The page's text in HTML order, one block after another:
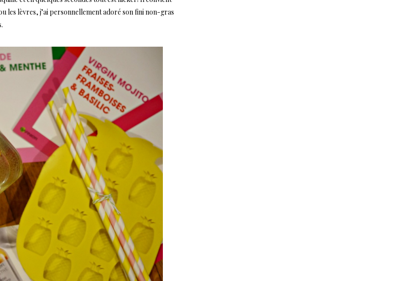
les lèvres, j’ai personnellement adoré son fini non-gras